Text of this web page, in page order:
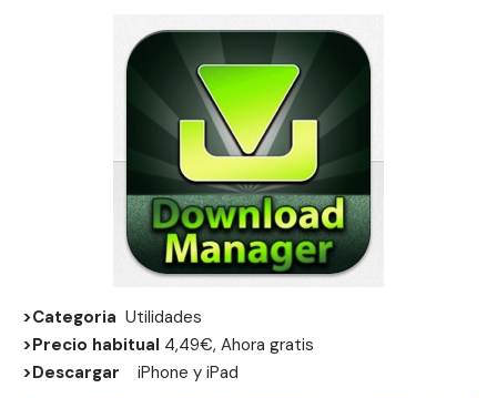
>Categoria Utilidades
>Precio habitual 4,49€, Ahora gratis
>Descargar iPhone y iPad